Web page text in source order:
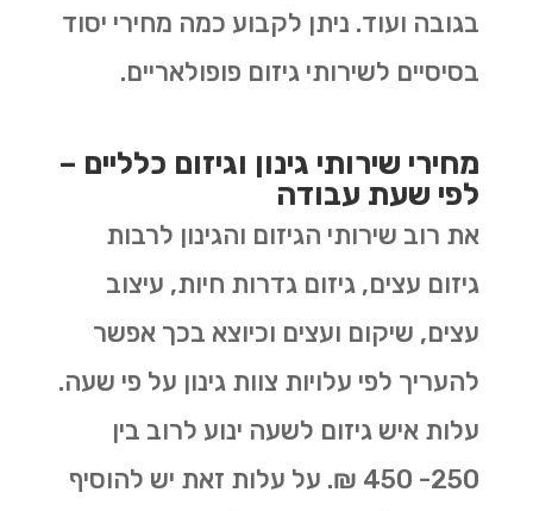
בגובה ועוד. ניתן לקבוע כמה מחירי יסוד
בסיסיים לשירותי גיזום פופולאריים.
מחירי שירותי גינון וגיזום כלליים –
לפי שעת עבודה
את רוב שירותי הגיזום והגינון לרבות
גיזום עצים, גיזום גדרות חיות, עיצוב
עצים, שיקום ועצים וכיוצא בכך אפשר
להעריך לפי עלויות צוות גינון על פי שעה.
עלות איש גיזום לשעה ינוע לרוב בין
250- 450 ₪. על עלות זאת יש להוסיף